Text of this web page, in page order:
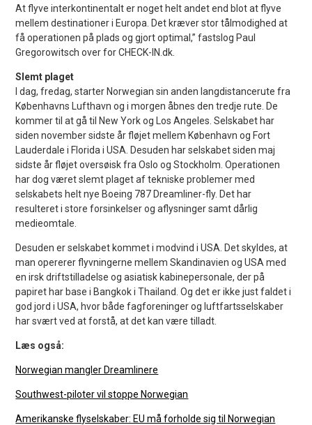
At flyve interkontinentalt er noget helt andet end blot at flyve
mellem destinationer i Europa. Det kræver stor tålmodighed at
få operationen på plads og gjort optimal,” fastslog Paul
Gregorowitsch over for CHECK-IN.dk.
Slemt plaget
I dag, fredag, starter Norwegian sin anden langdistancerute fra
Københavns Lufthavn og i morgen åbnes den tredje rute. De
kommer til at gå til New York og Los Angeles. Selskabet har
siden november sidste år fløjet mellem København og Fort
Lauderdale i Florida i USA. Desuden har selskabet siden maj
sidste år fløjet oversøisk fra Oslo og Stockholm. Operationen
har dog været slemt plaget af tekniske problemer med
selskabets helt nye Boeing 787 Dreamliner-fly. Det har
resulteret i store forsinkelser og aflysninger samt dårlig
medieomtale.
Desuden er selskabet kommet i modvind i USA. Det skyldes, at
man opererer flyvningerne mellem Skandinavien og USA med
en irsk driftstilladelse og asiatisk kabinepersonale, der på
papiret har base i Bangkok i Thailand. Og det er ikke just faldet i
god jord i USA, hvor både fagforeninger og luftfartsselskaber
har svært ved at forstå, at det kan være tilladt.
Læs også:
Norwegian mangler Dreamlinere
Southwest-piloter vil stoppe Norwegian
Amerikanske flyselskaber: EU må forholde sig til Norwegian